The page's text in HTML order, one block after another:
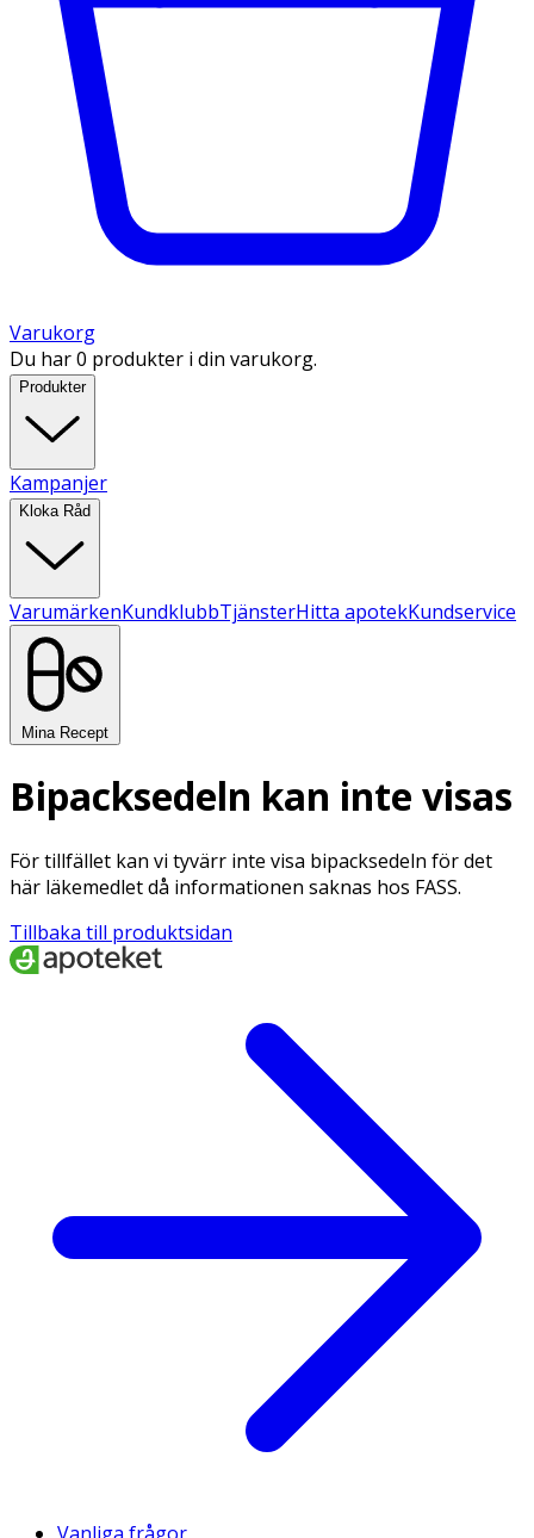
Varukorg
Du har 0 produkter i din varukorg.
Produkter
Kampanjer
Kloka Råd
VarumärkenKundklubbTjänsterHitta apotekKundservice
Mina Recept
Bipacksedeln kan inte visas
För tillfället kan vi tyvärr inte visa bipacksedeln för det
här läkemedlet då informationen saknas hos FASS.
Tillbaka till produktsidan